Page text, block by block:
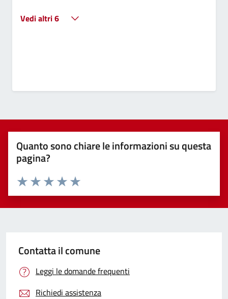
Vedi altri 6
Quanto sono chiare le informazioni su questa
pagina?
Valuta 5 stelle su 5
Valuta 4 stelle su 5
Valuta 3 stelle su 5
Valuta 2 stelle su 5
Valuta 1 stelle su 5
Contatta il comune
Leggi le domande frequenti
Richiedi assistenza